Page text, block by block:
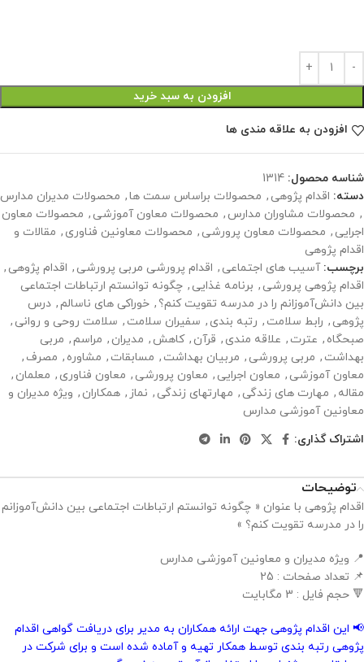
افزودن به سبد خرید
افزودن به علاقه مندی ها
شناسه محصول: 1314
دسته: اقدام پژوهی , محصولات براساس سمت ها, محصولات مدیران مدارس
, محصولات مشاوران مدارس , محصولات معاون آموزشی , محصولات معاون
اجرایی , محصولات معاون پرورشی , محصولات معاونین فناوری , مقالات و
اقدام پژوهی
برچسب: آسیب های اجتماعی , اقدام پرورشی مربی پرورشی , اقدام پژوهی ,
اقدام پژوهی پرورشی , برنامه غذایی , چگونه توانستم ارتباطات اجتماعی
بین دانش‌آموزانم را در مدرسه تقویت کنم؟ , خوراکی های ناسالم, درس
پژوهی , رابط سلامت , رتبه بندی , سفیران سلامت , سلامت روحی و روانی ,
صبحگاه , عترت , علاقه مندی , قرآن , کاهش , مدیران , مراسم, مربی
بهداشت , مربی پرورشی , مربیان بهداشت , مسابقات , مشاوره , مصرف ,
معاون آموزشی , معاون اجرایی , معاون پرورشی , معاون فناوری , معلمان ,
مقاله , مهارت های زندگی , مهارتهای زندگی , نماز , همکاران , ویژه مدیران و
معاونین آموزشی مدارس
اشتراک گذاری:
توضیحات
اقدام پژوهی با عنوان « چگونه توانستم ارتباطات اجتماعی بین دانش‌آموزانم
را در مدرسه تقویت کنم؟ »
📍 ویژه مدیران و معاونین آموزشی مدارس
📌 تعداد صفحات : 25
🔻 حجم فایل : 3 مگابایت
📢 این اقدام پژوهی جهت ارائه همکاران به مدیر برای دریافت گواهی اقدام
پژوهی رتبه بندی توسط همکار تهیه و آماده شده است و برای شرکت در